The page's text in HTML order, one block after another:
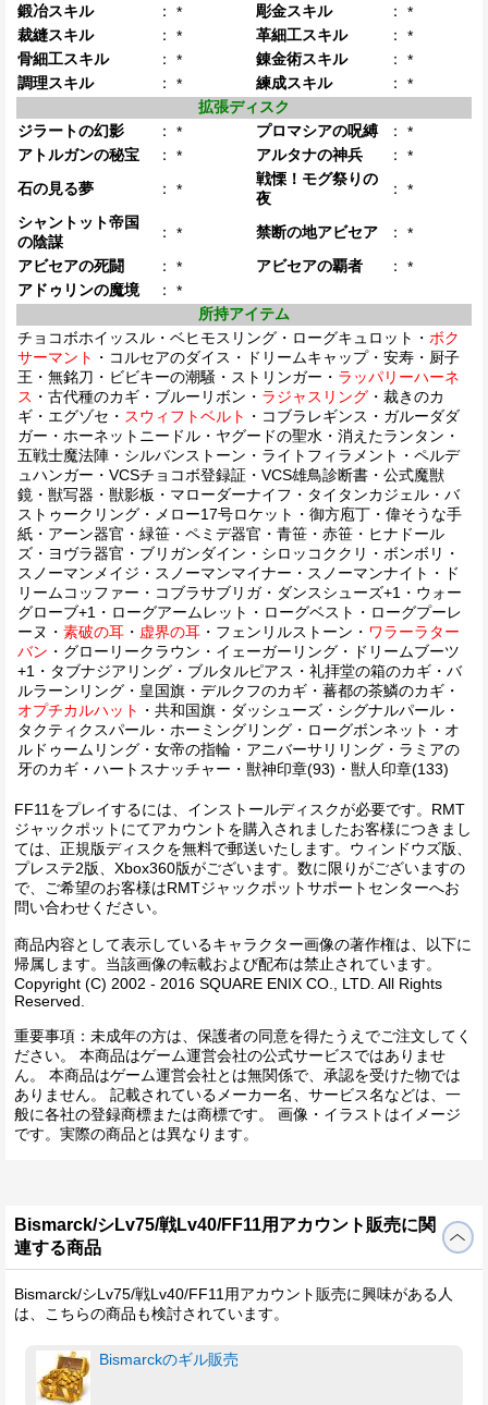
鍛冶スキル
： * 彫金スキル ：
*
裁縫スキル
： * 革細工スキル ：
*
骨細工スキル
： * 錬金術スキル ：
*
調理スキル
： * 練成スキル ：
*
拡張ディスク
ジラートの幻影
： * プロマシアの呪縛 ：
*
アトルガンの秘宝
： * アルタナの神兵 ：
*
石の見る夢
： *
戦慄！モグ祭りの
夜
：
*
シャントット帝国
の陰謀
： * 禁断の地アビセア ：
*
アビセアの死闘
： * アビセアの覇者 ：
*
アドゥリンの魔境
：
*
所持アイテム
チョコボホイッスル・ベヒモスリング・ローグキュロット・ ボク
サーマント ・コルセアのダイス・ドリームキャップ・安寿・厨子
王・無銘刀・ビビキーの潮騒・ストリンガー・ ラッパリーハーネ
ス ・古代種のカギ・ブルーリボン・ ラジャスリング ・裁きのカ
ギ・エグゾセ・ スウィフトベルト ・コブラレギンス・ガルーダダ
ガー・ホーネットニードル・ヤグードの聖水・消えたランタン・
五戦士魔法陣・シルバンストーン・ライトフィラメント・ペルデ
ュハンガー・VCSチョコボ登録証・VCS雄鳥診断書・公式魔獣
鏡・獣写器・獣影板・マローダーナイフ・タイタンカジェル・バ
ストゥークリング・メロー17号ロケット・御方庖丁・偉そうな手
紙・アーン器官・緑笹・ペミデ器官・青笹・赤笹・ヒナドール
ズ・ヨヴラ器官・ブリガンダイン・シロッコククリ・ボンボリ・
スノーマンメイジ・スノーマンマイナー・スノーマンナイト・ド
リームコッファー・コブラサブリガ・ダンスシューズ+1・ウォー
グローブ+1・ローグアームレット・ローグベスト・ローグプーレ
ーヌ・ 素破の耳 ・ 虚界の耳 ・フェンリルストーン・ ワラーラター
バン ・グローリークラウン・イェーガーリング・ドリームブーツ
+1・タブナジアリング・ブルタルピアス・礼拝堂の箱のカギ・バ
ルラーンリング・皇国旗・デルクフのカギ・蕃都の茶鱗のカギ・
オプチカルハット ・共和国旗・ダッシューズ・シグナルパール・
タクティクスパール・ホーミングリング・ローグボンネット・オ
ルドゥームリング・女帝の指輪・アニバーサリリング・ラミアの
牙のカギ・ハートスナッチャー・獣神印章(93)・獣人印章(133)
FF11をプレイするには、インストールディスクが必要です。RMT
ジャックポットにてアカウントを購入されましたお客様につきまし
ては、正規版ディスクを無料で郵送いたします。ウィンドウズ版、
プレステ2版、Xbox360版がございます。数に限りがございますの
で、ご希望のお客様はRMTジャックポットサポートセンターへお
問い合わせください。
商品内容として表示しているキャラクター画像の著作権は、以下に
帰属します。当該画像の転載および配布は禁止されています。
Copyright (C) 2002 - 2016 SQUARE ENIX CO., LTD. All Rights
Reserved.
重要事項：未成年の方は、保護者の同意を得たうえでご注文してく
ださい。 本商品はゲーム運営会社の公式サービスではありませ
ん。 本商品はゲーム運営会社とは無関係で、承認を受けた物では
ありません。 記載されているメーカー名、サービス名などは、一
般に各社の登録商標または商標です。 画像・イラストはイメージ
です。実際の商品とは異なります。
Bismarck/シLv75/戦Lv40/FF11用アカウント販売に関
連する商品
Bismarck/シLv75/戦Lv40/FF11用アカウント販売に興味がある人
は、こちらの商品も検討されています。
Bismarckのギル販売